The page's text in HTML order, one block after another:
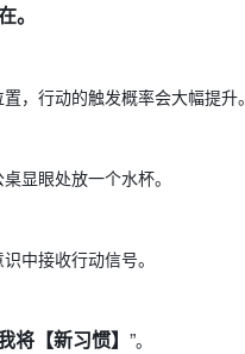
。
，行动的触发概率会大幅提升。
显眼处放一个水杯。
中接收行动信号。
将【新习惯】 ”。